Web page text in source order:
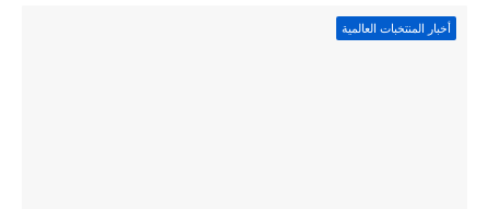
أخبار المنتخبات العالمية